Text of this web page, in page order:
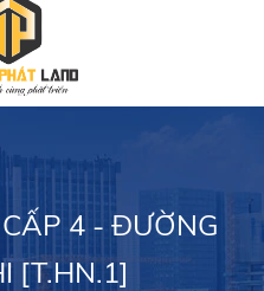
4 - ĐƯỜNG
[T.HN.1]